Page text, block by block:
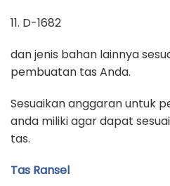
11. D-1682
dan jenis bahan lainnya
pembuatan tas Anda.
Sesuaikan anggaran untuk
anda miliki agar dapat
tas.
Tas Ransel